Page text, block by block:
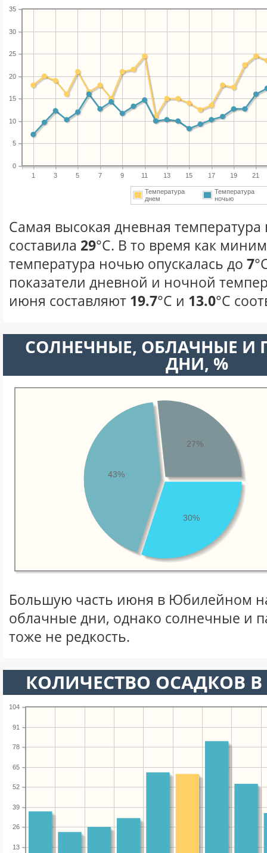
1 3 5 7 9 11 13 15 17 19 21
0
5
10
15
20
25
30
35
Температура
днем
Температура
ночью
Самая высокая дневная
составила 29°С. В то время как
температура ночью опускалась до 7
показатели дневной и ночной
июня составляют 19.7°С и 13.0°С
CОЛНЕЧНЫЕ, ОБЛАЧНЫЕ И
ДНИ, %
30%
43%
27%
Большую часть июня в Юбилейном
облачные дни, однако солнечные и
тоже не редкость.
КОЛИЧЕСТВО ОСАДКОВ
13
26
39
52
65
78
91
104